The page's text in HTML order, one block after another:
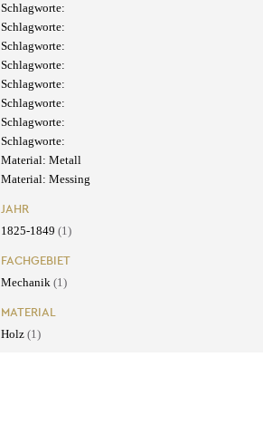
Schlagworte:
Schlagworte:
Schlagworte:
Schlagworte:
Schlagworte:
Schlagworte:
Schlagworte:
Schlagworte:
Material: Metall
Material: Messing
JAHR
1825-1849 (1)
FACHGEBIET
Mechanik (1)
MATERIAL
Holz (1)